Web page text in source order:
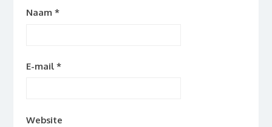
Naam *
E-mail *
Website